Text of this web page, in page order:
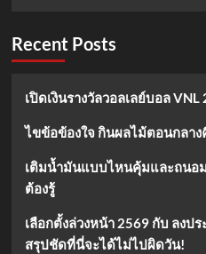
Recent Posts
เปิดเงินรางวัลวอลเลย์บอล
ไขข้อข้องใจ กินผลไม้ตอนกลาง
เติมน้ำมันแบบไหนคุ้มและถนอ
ต้องรู้
เลือกตั้งล่วงหน้า 2569 กับ ลงป
สรุปชัดที่นี่จะได้ไม่ไปผิดวัน!